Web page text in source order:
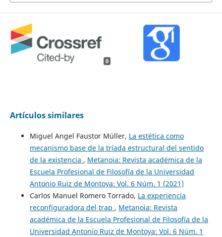
0
Artículos similares
Miguel Angel Faustor Müller, La estética como
mecanismo base de la tríada estructural del sentido
de la existencia , Metanoia: Revista académica de la
Escuela Profesional de Filosofía de la Universidad
Antonio Ruiz de Montoya: Vol. 6 Núm. 1 (2021)
Carlos Manuel Romero Torrado, La experiencia
reconfiguradora del trap , Metanoia: Revista
académica de la Escuela Profesional de Filosofía de la
Universidad Antonio Ruiz de Montoya: Vol. 6 Núm. 1